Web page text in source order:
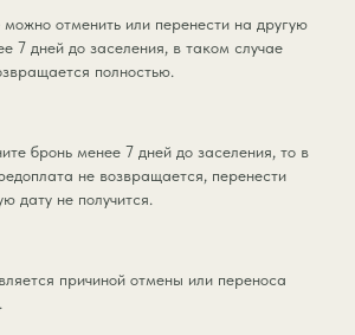
отменить или перенести на другую
7 дней до заселения, в таком случае
полностью.
бронь менее 7 дней до заселения, то в
не возвращается, перенести
дату не получится.
причиной отмены или переноса